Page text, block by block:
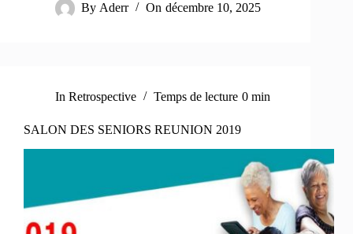
By Aderr On décembre 10, 2025
In Retrospective Temps de lecture 0 min
SALON DES SENIORS REUNION 2019